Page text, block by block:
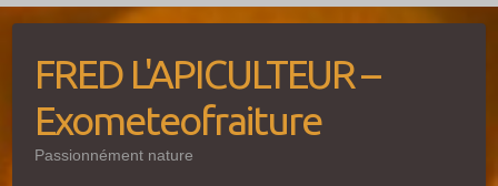
contentFRED L'APICULTEUR –
Exometeofraiture
Passionnément nature